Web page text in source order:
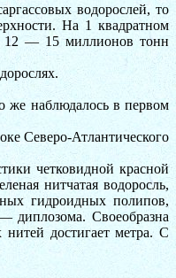
водорослей, то
На 1 квадратном
12 — 15 миллионов тонн
же наблюдалось в первом
Северо-Атлантического
четковидной красной
нитчатая водоросль,
гидроидных полипов,
диплозома. Своеобразна
достигает метра. С